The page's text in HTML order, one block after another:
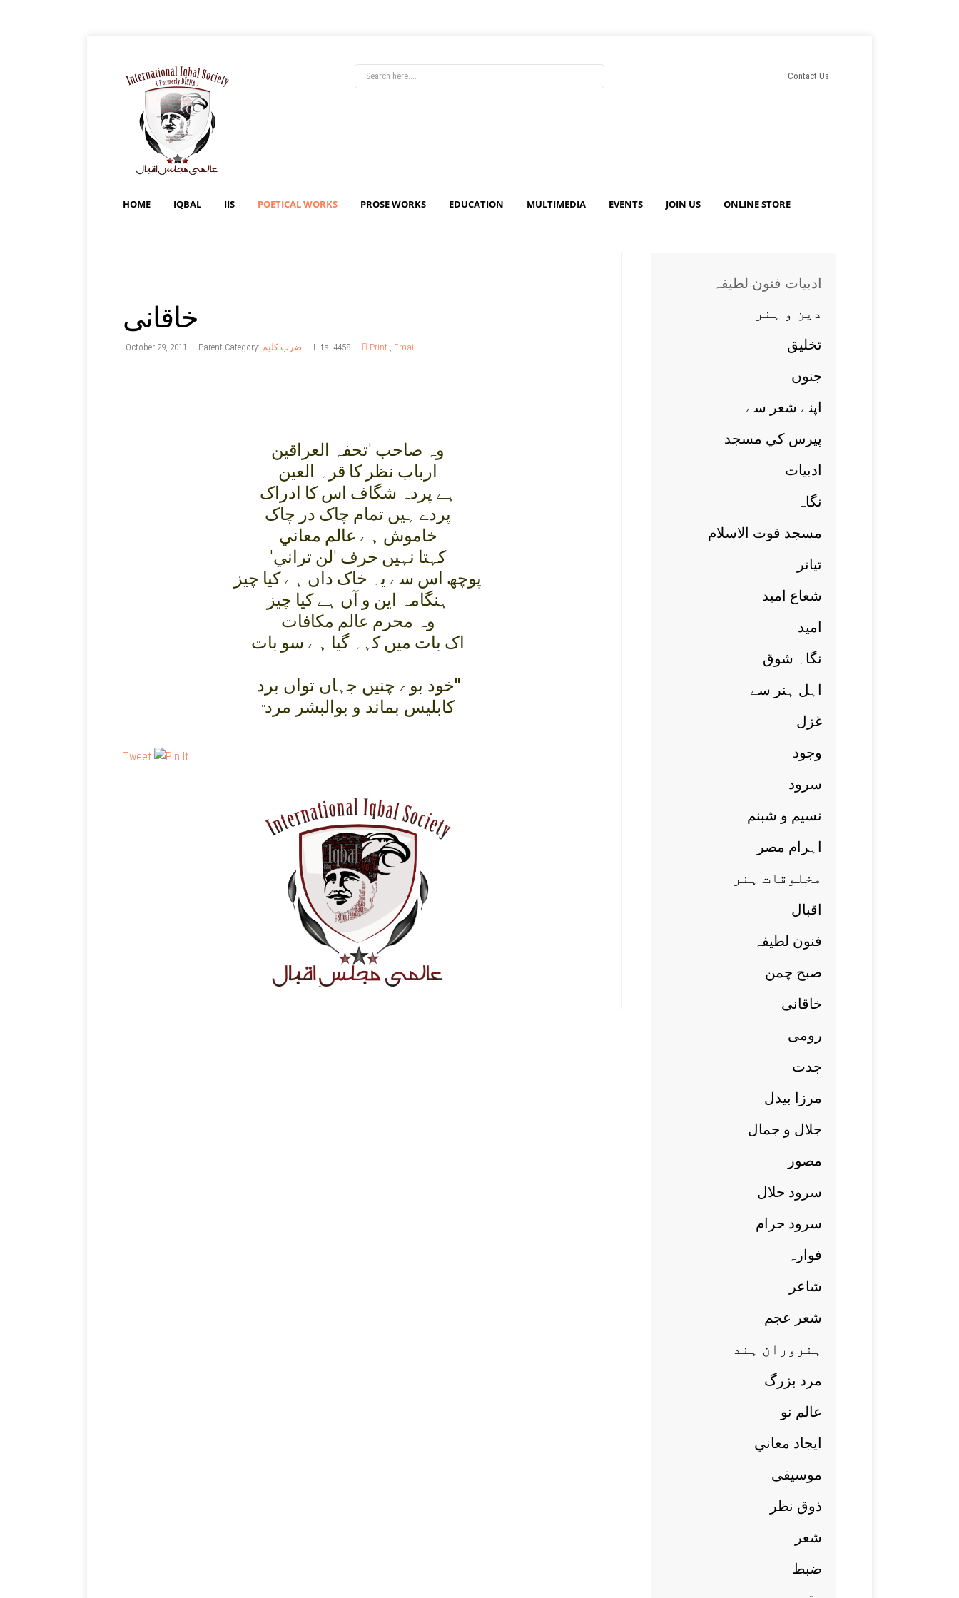
Contact Us
HOME IQBAL IIS POETICAL WORKS PROSE WORKS EDUCATION MULTIMEDIA EVENTS JOIN US ONLINE STORE
خاقانی
October 29, 2011 Parent Category: ضرب کلیم Hits: 4458 Print , Email
وہ صاحب 'تحفہ العراقين
ارباب نظر کا قرہ العين
ہے پردہ شگاف اس کا ادراک
پردے ہيں تمام چاک در چاک
خاموش ہے عالم معاني
'کہتا نہيں حرف 'لن تراني
پوچھ اس سے يہ خاک داں ہے کيا چيز
ہنگامہ اين و آں ہے کيا چيز
وہ محرم عالم مکافات
اک بات ميں کہہ گيا ہے سو بات
خود بوے چنيں جہاں تواں برد''
''کابليس بماند و بوالبشر مرد
Tweet
ادبيات فنون لطيفہ
دين و ہنر
تخليق
جنوں
اپنے شعر سے
پيرس کي مسجد
ادبيات
نگاہ
مسجد قوت الاسلام
تياتر
شعاع اميد
اميد
نگاہ شوق
اہل ہنر سے
غزل
وجود
سرود
نسيم و شبنم
اہرام مصر
مخلوقات ہنر
اقبال
فنون لطيفہ
صبح چمن
خاقانی
رومی
جدت
مرزا بيدل
جلال و جمال
مصور
سرود حلال
سرود حرام
فوارہ
شاعر
شعر عجم
ہنروران ہند
مرد بزرگ
عالم نو
ايجاد معاني
موسيقی
ذوق نظر
شعر
ضبط